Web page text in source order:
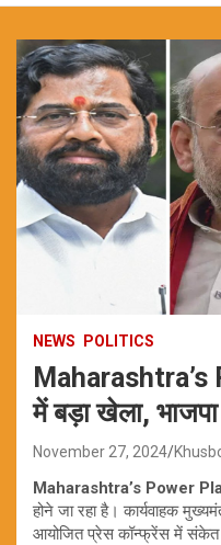
NEWS POLITICS
Maharashtra’s
में बड़ा खेला,
November 27, 2024
Maharashtra’s Power
होने जा रहा है। कार्यवाहक
आयोजित प्रेस कॉन्फ्रेंस में संकेत